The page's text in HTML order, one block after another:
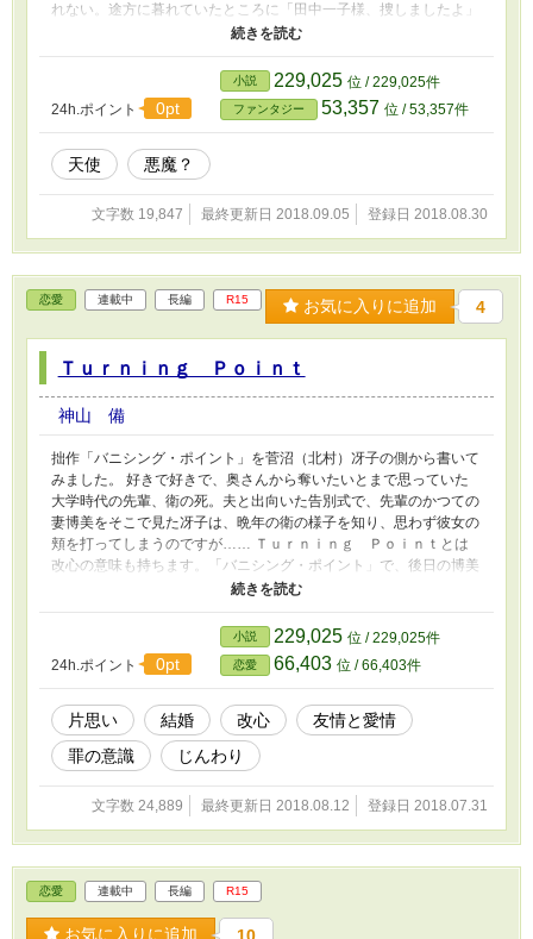
れない。途方に暮れていたところに「田中一子様、捜しましたよ」
って声が。やった！ やっと分かってくれる人がいたと思ったら、
今度は私が知らない人。しかもその人は人じゃなくって天使だって
言うのだ。天使は私が今朝死んだって言う。でも、生きて動いてん
じゃん、私。逃げる私と追いかける天使の行く先は？
24h.ポイント
0pt
小説 229,025 位 / 229,025件
ファンタジー 53,357 位 / 53,357件
天使 悪魔？
文字数 19,847 最終更新日 2018.09.05 登録日 2018.08.30
恋愛 連載中 長編 R15 お気に入りに追加 4
Ｔｕｒｎｉｎｇ Ｐｏｉｎｔ
神山 備
拙作「バニシング・ポイント」を菅沼（北村）冴子の側から書いて
みました。 好きで好きで、奥さんから奪いたいとまで思っていた
大学時代の先輩、衛の死。夫と出向いた告別式で、先輩のかつての
妻博美をそこで見た冴子は、晩年の衛の様子を知り、思わず彼女の
頬を打ってしまうのですが…… Ｔｕｒｎｉｎｇ Ｐｏｉｎｔとは
改心の意味も持ちます。「バニシング・ポイント」で、後日の博美
と冴子の仲の良さがどこからきているのかというご指摘があったの
で、書き始めた物です。
24h.ポイント 0pt
小説 229,025 位 / 229,025件
恋愛 66,403 位 / 66,403件
片思い 結婚 改心
友情と愛情
罪の意識
じんわり
文字数 24,889 最終更新日 2018.08.12 登録日 2018.07.31
恋愛 連載中 長編 R15
お気に入りに追加 10